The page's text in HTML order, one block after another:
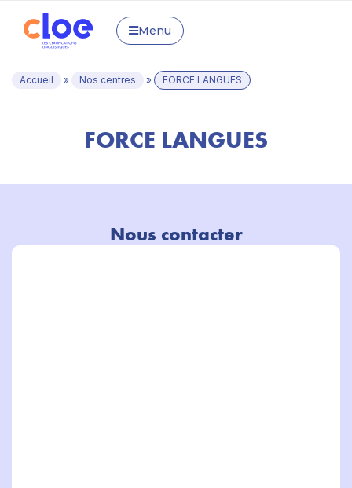
Menu
Accueil » Nos centres » FORCE LANGUES
FORCE LANGUES
Nous contacter